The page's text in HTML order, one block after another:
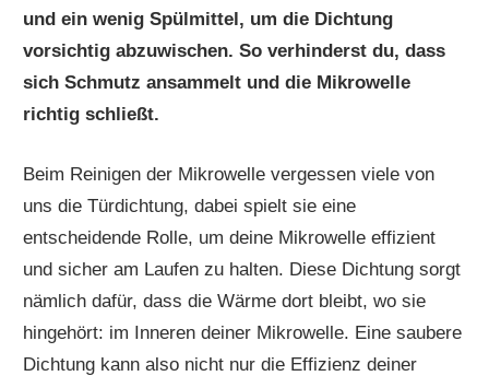
und ein wenig Spülmittel, um die Dichtung
vorsichtig abzuwischen. So verhinderst du, dass
sich Schmutz ansammelt und die Mikrowelle
richtig schließt.
Beim Reinigen der Mikrowelle vergessen viele von
uns die Türdichtung, dabei spielt sie eine
entscheidende Rolle, um deine Mikrowelle effizient
und sicher am Laufen zu halten. Diese Dichtung sorgt
nämlich dafür, dass die Wärme dort bleibt, wo sie
hingehört: im Inneren deiner Mikrowelle. Eine saubere
Dichtung kann also nicht nur die Effizienz deiner